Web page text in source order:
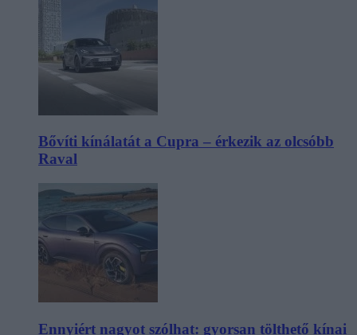
Bővíti kínálatát a Cupra – érkezik az olcsóbb
Raval
Ennyiért nagyot szólhat: gyorsan tölthető kínai